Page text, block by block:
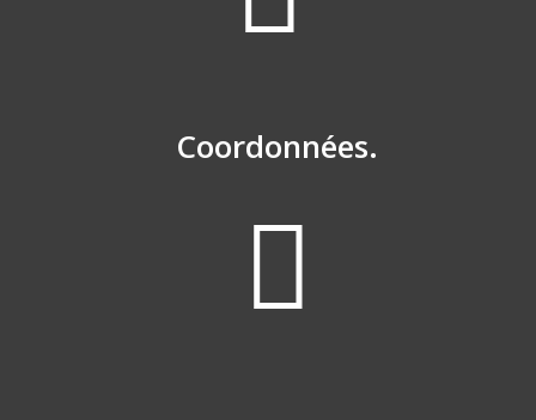
Coordonnées.